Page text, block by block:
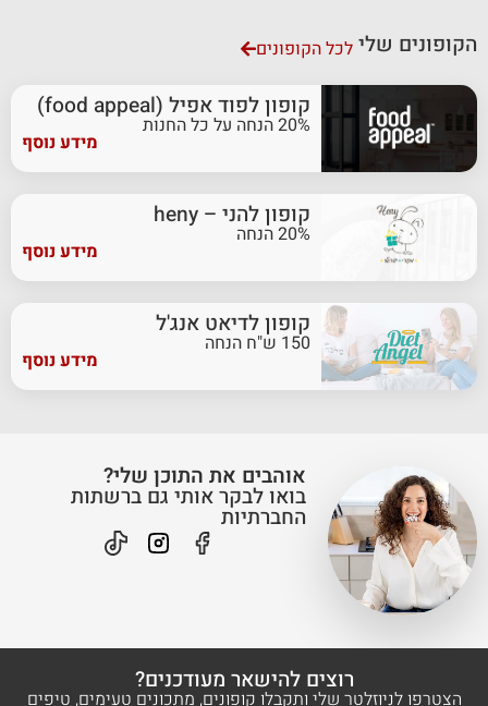
הקופונים שלי לכל הקופונים
קופון לפוד אפיל (food appeal)
20% הנחה על כל החנות
מידע נוסף
קופון להני – heny
20% הנחה
מידע נוסף
קופון לדיאט אנג'ל
150 ש"ח הנחה
מידע נוסף
אוהבים את התוכן שלי?
בואו לבקר אותי גם ברשתות
החברתיות
רוצים להישאר מעודכנים?
הצטרפו לניוזלטר שלי ותקבלו קופונים, מתכונים טעימים, טיפים